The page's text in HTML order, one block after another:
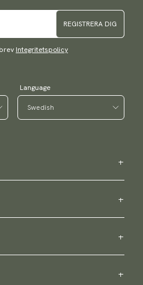
REGISTRERA DIG
Integritetspolicy
Language